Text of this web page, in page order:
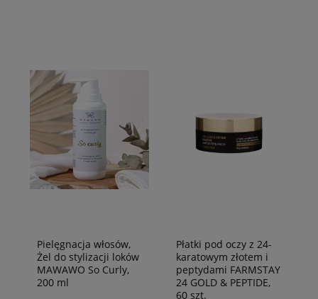
Pielęgnacja włosów,
Żel do stylizacji loków
MAWAWO So Curly,
200 ml
Płatki pod oczy z 24-
karatowym złotem i
peptydami FARMSTAY
24 GOLD & PEPTIDE,
60 szt.